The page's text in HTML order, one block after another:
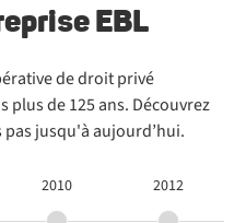
EBL
de droit privé
de 125 ans. Découvrez
jusqu'à aujourd’hui.
2010 2012